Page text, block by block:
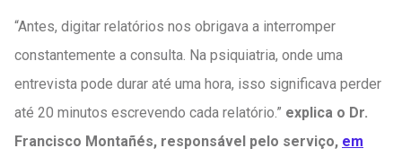
“Antes, digitar relatórios nos obrigava a interromper
constantemente a consulta. Na psiquiatria, onde uma
entrevista pode durar até uma hora, isso significava perder
até 20 minutos escrevendo cada relatório.” explica o Dr.
Francisco Montañés, responsável pelo serviço, em